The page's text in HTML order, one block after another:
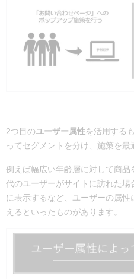
2つ目のユーザー属性を活用する
ってセグメントを分け、施策を最
例えば幅広い年齢層に対して商
代のユーザーがサイトに訪れた
に表示するなど、ユーザーの属
えるといったものがあります。